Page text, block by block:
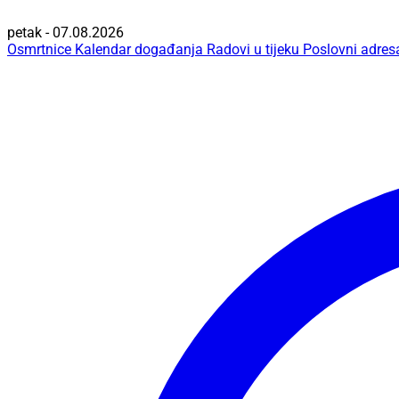
petak - 07.08.2026
Osmrtnice Kalendar događanja Radovi u tijeku Poslovni